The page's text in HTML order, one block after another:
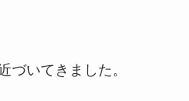
づいてきました。